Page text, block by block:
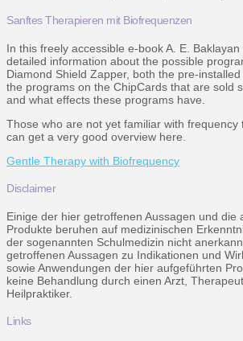
Sanftes Therapieren mit Biofrequenzen
In this freely accessible e-book A. E. Baklayan
detailed information about the possible
Diamond Shield Zapper, both the pre-
the programs on the ChipCards that are sold
and what effects these programs have.
Those who are not yet familiar with frequency
can get a very good overview here.
Gentle Therapy with Biofrequency
Disclaimer
Einige der hier getroffenen Aussagen und die
Produkte beruhen auf medizinischen
der sogenannten Schulmedizin nicht
getroffenen Aussagen zu Indikationen und
sowie Anwendungen der hier aufgeführten
keine Behandlung durch einen Arzt,
Heilpraktiker.
Links